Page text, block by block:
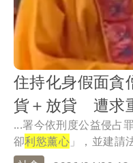
住持化身假面貪
貨＋放貸 遭求
...署今依刑度公益侵占
卻利慾薰心」，並建請
他是...